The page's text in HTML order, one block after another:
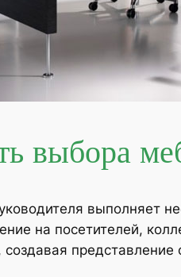
выбора
выполняет
на посетителей,
создавая